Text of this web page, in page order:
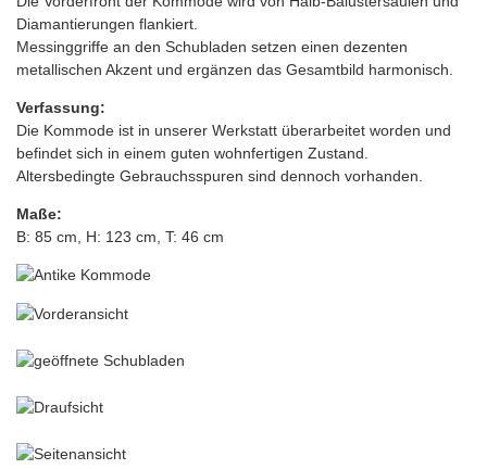
Diamantierungen flankiert.
Messinggriffe an den Schubladen setzen einen dezenten
metallischen Akzent und ergänzen das Gesamtbild harmonisch.
Verfassung:
Die Kommode ist in unserer Werkstatt überarbeitet worden und
befindet sich in einem guten wohnfertigen Zustand.
Altersbedingte Gebrauchsspuren sind dennoch vorhanden.
Maße:
B: 85 cm, H: 123 cm, T: 46 cm